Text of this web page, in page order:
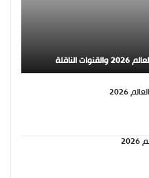
موعد مباراة البرتغال والكونغو في كأس العالم 2026
موعد مباراة النمسا والأردن في كأس العالم 2026